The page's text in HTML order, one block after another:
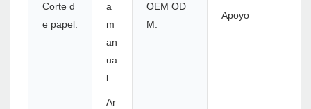
Corte d
e papel:
a
m
an
ua
l
OEM OD
M:
Apoyo
Ar